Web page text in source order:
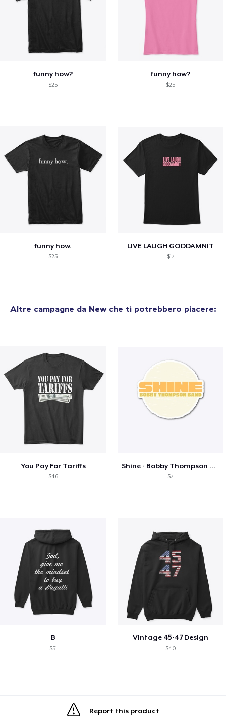
funny how?
$25
funny how?
$25
funny how.
$25
LIVE LAUGH GODDAMNIT
$17
Altre campagne da Newche ti potrebbero piacere:
You Pay For Tariffs
$46
Shine - Bobby Thompson Band Merch
$7
B
$51
Vintage 45-47 Design
$40
Report this product